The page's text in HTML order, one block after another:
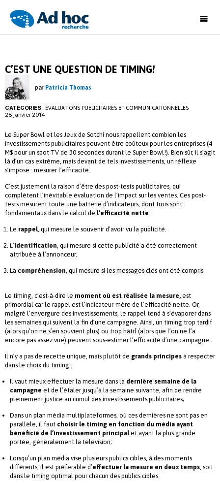
Ad
C’EST UNE QUESTION DE TIMING!
par Patricia Thomas
CATÉGORIES: ÉVALUATIONS PUBLICITAIRES ET COMMUNICATIONNELLES
28 janvier 2014
Le Super Bowl et les Jeux de Sotchi nous rappellent combien les
investissements publicitaires peuvent être coûteux pour les entreprises (4
M$ pour un spot TV de 30 secondes durant le Super Bowl!). Bien sûr, il s’agit
là d’un cas extrême, mais devant de tels investissements, un réflexe
s’impose : mesurer l’efficacité.
C’est justement la raison d’être des post-tests publicitaires, qui
complètent l’inévitable évaluation de l’impact sur les ventes. Ces post-
tests mesurent toute une batterie d’indicateurs, dont trois sont
fondamentaux dans le calcul de l’efficacité nette :
Le rappel, qui mesure le souvenir d’avoir vu la publicité.
L’identification, qui mesure si cette publicité a été correctement
attribuée à l’annonceur.
La compréhension, qui mesure si les messages clés ont été compris.
Le timing, c’est-à-dire le moment où est réalisée la mesure, est
primordial car le rappel est l’indicateur-mère de l’efficacité nette. Or,
malgré l’envergure des investissements, le rappel tend à s’évaporer dans
les semaines qui suivent la fin d’une campagne. Ainsi, un timing trop tardif
(alors qu’on ne s’en souvient plus) ou trop hâtif (alors que l’on ne l’a
encore pas assez vue) peuvent sous-estimer l’efficacité d’une campagne.
Il n’y a pas de recette unique, mais plutôt de grands principes à respecter
dans le choix du timing :
Il vaut mieux effectuer la mesure dans la dernière semaine de la
campagne et de l’étaler jusqu’à la semaine suivante, afin de rendre
pleinement justice au cumul des investissements publicitaires;
Dans un plan média multiplateformes, où ces dernières ne sont pas en
parallèle, il faut choisir le timing en fonction du média ayant
bénéficié de l’investissement principalet ayant la plus grande
portée, généralement la télévision;
Lorsqu’un plan média vise plusieurs publics cibles, à des moments
différents, il est préférable d’effectuer la mesure en deux temps, soit
dans le timing optimal pour chacun des publics cibles.